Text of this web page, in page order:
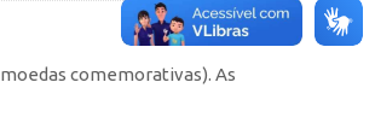
comemorativas). As